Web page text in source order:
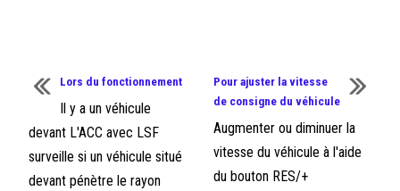
Lors du fonctionnement
Il y a un véhicule
devant L'ACC avec LSF
surveille si un véhicule situé
devant pénètre le rayon
Pour ajuster la vitesse
de consigne du véhicule
Augmenter ou diminuer la
vitesse du véhicule à l'aide
du bouton RES/+